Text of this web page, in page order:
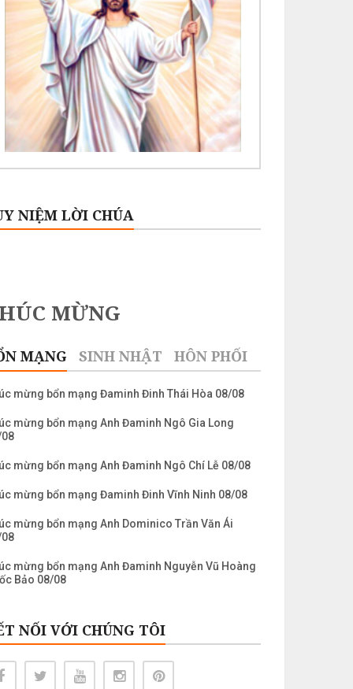
NIỆM LỜI CHÚA
MỪNG
MẠNG SINH NHẬT HÔN PHỐI
mừng bổn mạng Đaminh Đinh Thái Hòa 08/08
mừng bổn mạng Anh Đaminh Ngô Gia Long
mừng bổn mạng Anh Đaminh Ngô Chí Lễ 08/08
mừng bổn mạng Đaminh Đinh Vĩnh Ninh 08/08
mừng bổn mạng Anh Dominico Trần Văn Ái
mừng bổn mạng Anh Đaminh Nguyễn Vũ Hoàng
Bảo 08/08
10/08
10/08
NỐI VỚI CHÚNG TÔI